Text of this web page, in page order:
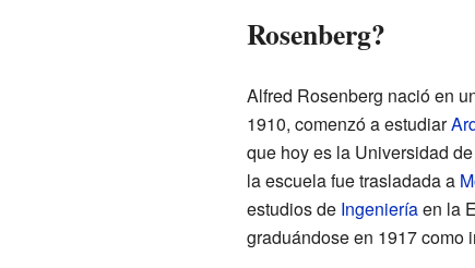
Rosenberg?
Alfred Rosenberg nació en
1910, comenzó a estudiar
que hoy es la Universidad
la escuela fue trasladada a
estudios de Ingenieríaen la
graduándose en 1917 como